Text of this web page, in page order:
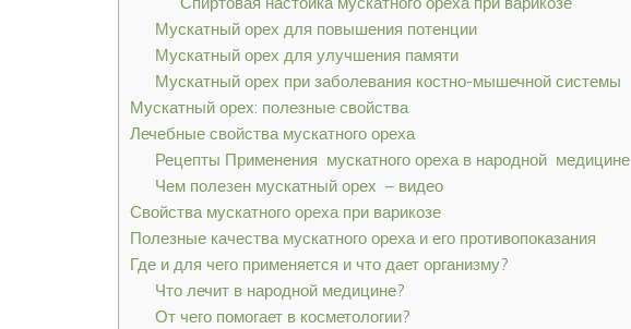
Мускатный орех для повышения потенции
Мускатный орех для улучшения памяти
Мускатный орех при заболевания костно-мышечной системы
Мускатный орех: полезные свойства
Лечебные свойства мускатного ореха
Рецепты Применения мускатного ореха в народной медицине
Чем полезен мускатный орех – видео
Свойства мускатного ореха при варикозе
Полезные качества мускатного ореха и его противопоказания
Где и для чего применяется и что дает организму?
Что лечит в народной медицине?
От чего помогает в косметологии?